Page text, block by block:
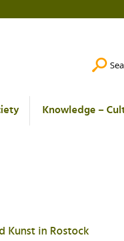
Knowledge –
Kunst in Rostock